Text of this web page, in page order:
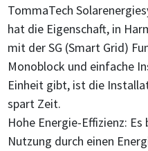
TommaTech
hat die Eigenschaft, in
mit der SG (Smart Grid)
Monoblock und einfache
Einheit gibt, ist die
spart Zeit.
Hohe Energie-Effizienz:
Nutzung durch einen